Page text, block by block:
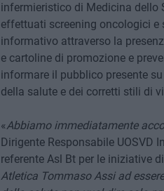
infermieristico di Medicina dello
effettuati screening oncologici e
informativo attraverso la
e cartoline di promozione e
informare il pubblico presente
della salute e dei corretti stili di
«Abbiamo immediatamente
Dirigente Responsabile UOSVD
referente Asl Bt per le iniziative
Atletica Tommaso Assi ad